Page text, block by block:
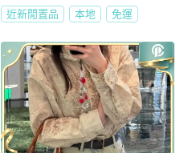
近新閒置品 本地 免運